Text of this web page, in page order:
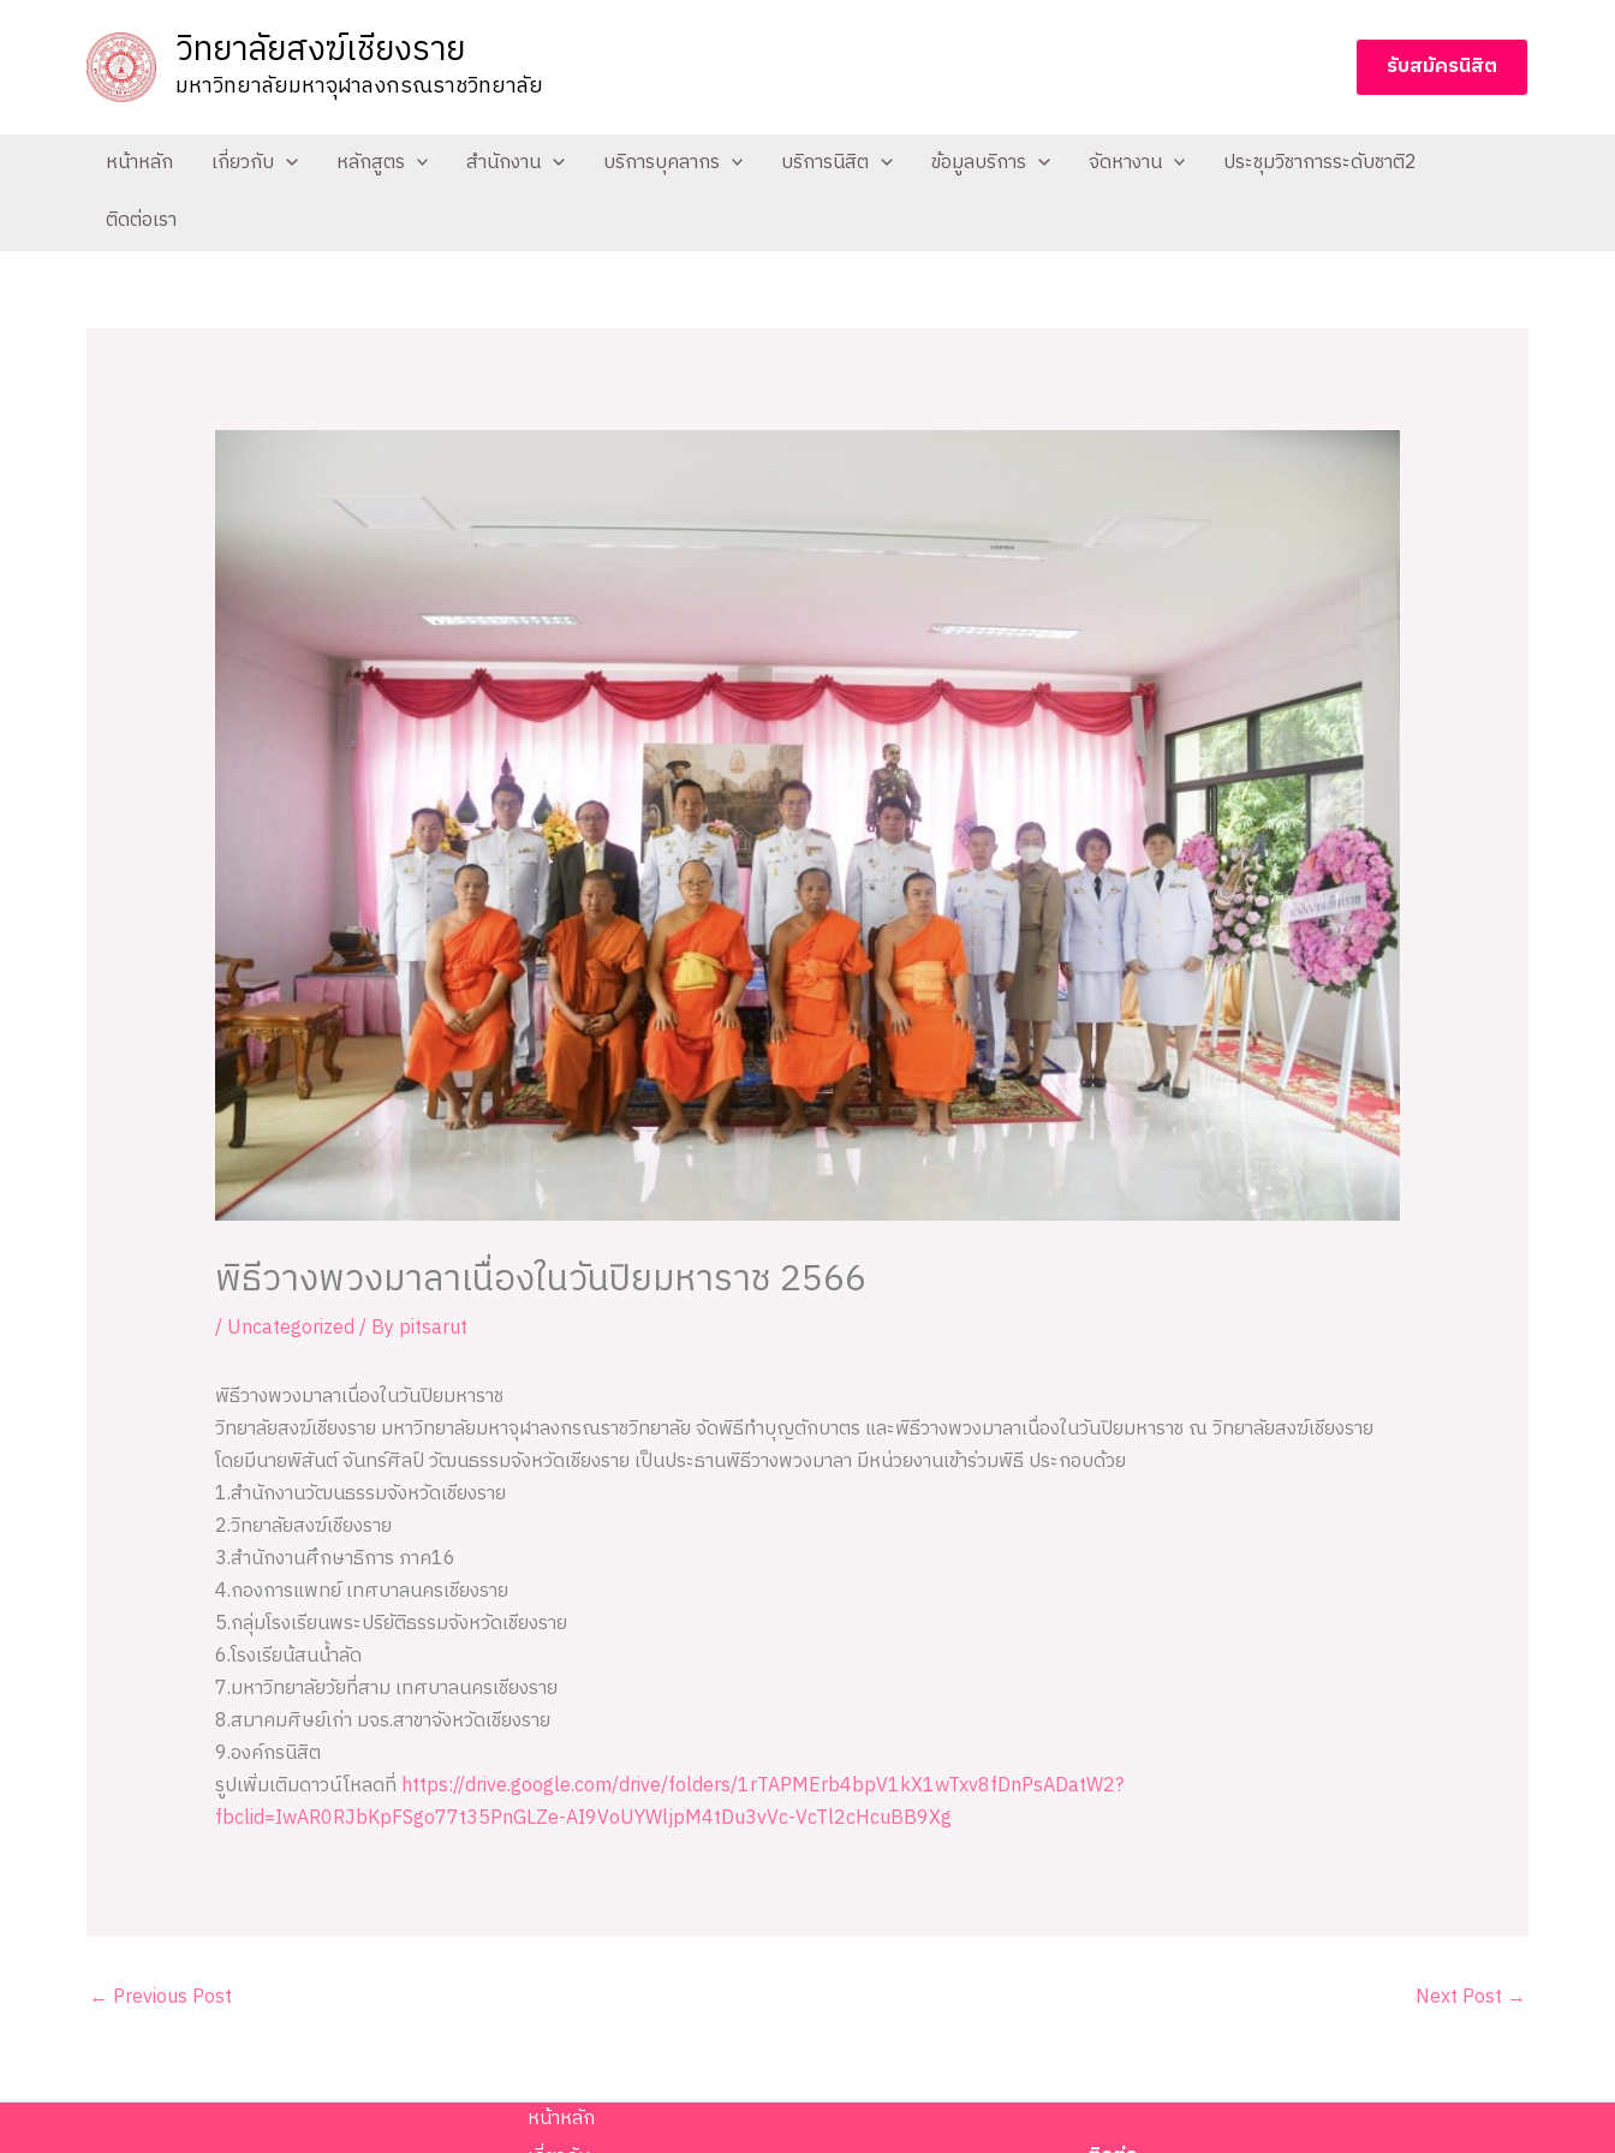
วิทยาลัยสงฆ์เชียงราย
มหาวิทยาลัยมหาจุฬาลงกรณราชวิทยาลัย
รับสมัครนิสิต
หน้าหลัก เกี่ยวกับ หลักสูตร สำนักงาน บริการบุคลากร บริการนิสิต ข้อมูลบริการ จัดหางาน
ประชุมวิชาการระดับชาติ2
ติดต่อเรา
พิธีวางพวงมาลาเนื่องในวันปิยมหาราช 2566
/Uncategorized/ By pitsarut
พิธีวางพวงมาลาเนื่องในวันปิยมหาราช
วิทยาลัยสงฆ์เชียงราย มหาวิทยาลัยมหาจุฬาลงกรณราชวิทยาลัย จัดพิธีทำบุญตักบาตร และพิธีวางพวงมาลาเนื่องในวันปิยมหาราช ณ วิทยาลัยสงฆ์เชียงราย
โดยมีนายพิสันต์ จันทร์ศิลป์ วัฒนธรรมจังหวัดเชียงราย เป็นประธานพิธีวางพวงมาลา มีหน่วยงานเข้าร่วมพิธี ประกอบด้วย
1.สำนักงานวัฒนธรรมจังหวัดเชียงราย
2.วิทยาลัยสงฆ์เชียงราย
3.สำนักงานศึกษาธิการ ภาค16
4.กองการแพทย์ เทศบาลนครเชียงราย
5.กลุ่มโรงเรียนพระปริยัติธรรมจังหวัดเชียงราย
6.โรงเรียน้สนน้ำลัด
7.มหาวิทยาลัยวัยที่สาม เทศบาลนครเชียงราย
8.สมาคมศิษย์เก่า มจร.สาขาจังหวัดเชียงราย
9.องค์กรนิสิต
รูปเพิ่มเติมดาวน์โหลดที่ https://drive.google.com/drive/folders/1rTAPMErb4bpV1kX1wTxv8fDnPsADatW2?
fbclid=IwAR0RJbKpFSgo77t35PnGLZe-AI9VoUYWljpM4tDu3vVc-VcTl2cHcuBB9Xg
← Previous Post Next Post →
หน้าหลัก